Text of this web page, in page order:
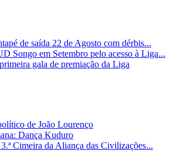
de saída 22 de Agosto com dérbis...
Songo em Setembro pelo acesso à Liga...
gala de premiação da Liga
de João Lourenço
Dança Kuduro
Cimeira da Aliança das Civilizações...